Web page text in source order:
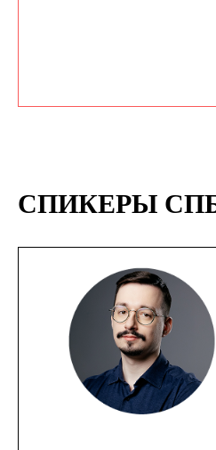
СПИКЕРЫ СПБ